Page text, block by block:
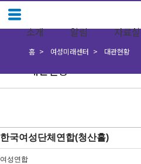
소개 알림 자료실
대관현황
홈 여성미래센터 대관현황
한국여성단체연합(청산홀)
여성연합